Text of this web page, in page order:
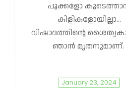
പൂക്കളോ
കിളികളോയില്ലാ…
വിഷാദത്തിന്റെ
ഞാൻ മൃതനുമാണ്.
January 23, 2024